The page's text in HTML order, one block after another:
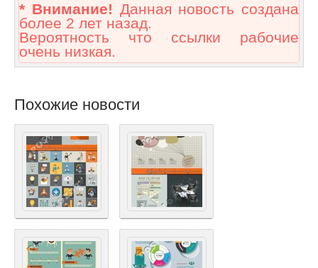
* Внимание! Данная новость создана
более 2 лет назад.
Вероятность что ссылки рабочие
очень низкая.
Похожие новости